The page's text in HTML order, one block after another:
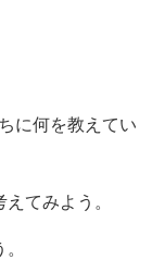
に何を教えてい
みよう。